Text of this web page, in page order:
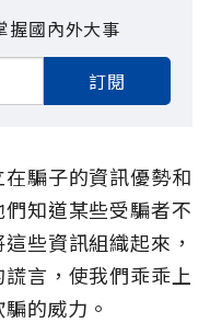
握國內外大事
訂閱
騙子的資訊優勢和
知道某些受騙者不
些資訊組織起來，
言，使我們乖乖上
的威力。